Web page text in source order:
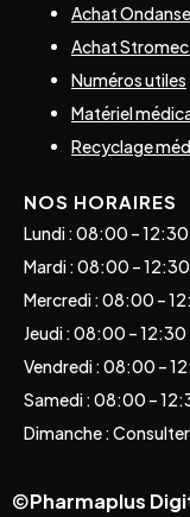
Achat
Achat
Numéros utiles
Matériel
Recyclage
NOS HORAIRES
Lundi : 08:00 –
Mardi : 08:00 –
Mercredi : 08:00 –
Jeudi : 08:00 –
Vendredi : 08:00 –
Samedi : 08:00 –
Dimanche :
©Pharmaplus